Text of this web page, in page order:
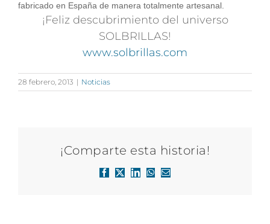
fabricado en España de manera totalmente artesanal.
¡Feliz descubrimiento del universo
SOLBRILLAS!
www.solbrillas.com
28 febrero, 2013 | Noticias
¡Comparte esta historia!
Facebook
X LinkedInWhatsApp
Correo